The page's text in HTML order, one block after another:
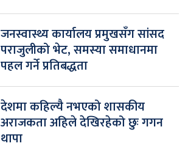
जनस्वास्थ्य कार्यालय प्रमुखसँग सांसद
पराजुलीको भेट, समस्या समाधानमा
पहल गर्ने प्रतिबद्धता
देशमा कहिल्यै नभएको शासकीय
अराजकता अहिले देखिरहेको छुः गगन
थापा